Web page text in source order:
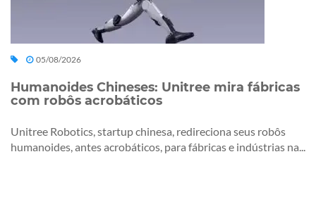
05/08/2026
Humanoides Chineses: Unitree mira fábricas
com robôs acrobáticos
Unitree Robotics, startup chinesa, redireciona seus robôs
humanoides, antes acrobáticos, para fábricas e indústrias na...